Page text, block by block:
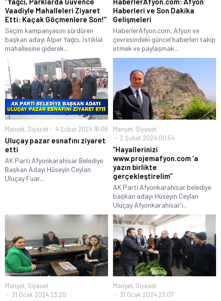
Vaadiyle Mahalleleri Ziyaret
Etti: Kaçak Göçmenlere Son!”
Seçim kampanyasını sürdüren
başkan adayı Alper Yağcı, İstiklal
mahallesine giderek...
Haberleri ve Son Dakika
Gelişmeleri
HaberlerAfyon.com, Afyon ve
çevresindeki güncel haberleri takip
etmek ve paylaşmak...
Manşet, Siyaset 4 Şubat 2024 16:06
Uluçay pazar esnafını ziyaret
etti
AK Parti Afyonkarahisar Belediye
Başkan Adayı Hüseyin Ceylan
Uluçay Fuar...
Manşet, Siyaset
2 Şubat 2024 00:54
“Hayallerinizi
www.projemafyon.com ‘a
yazın birlikte
gerçekleştirelim”
AK Parti Afyonkarahisar belediye
başkan adayı Hüseyin Ceylan
Uluçay Afyonkarahisar’ı...
Manşet, Siyaset
31 Ocak 2024 23:20
Manşet, Siyaset
31 Ocak 2024 23:07